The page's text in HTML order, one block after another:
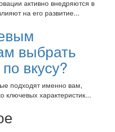
активно внедряются в
на его развитие...
выбрать
вкусу?
подходят именно вам,
ключевых характеристик...